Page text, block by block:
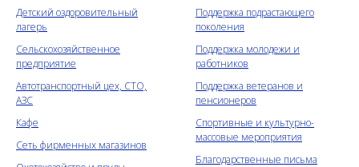
Детский оздоровительный
лагерь
Сельскохозяйственное
предприятие
Автотранспортный цех, СТО,
АЗС
Кафе
Сеть фирменных магазинов
Поддержка подрастающего
поколения
Поддержка молодежи и
работников
Поддержка ветеранов и
пенсионеров
Спортивные и культурно-
массовые мероприятия
Благодарственные письма